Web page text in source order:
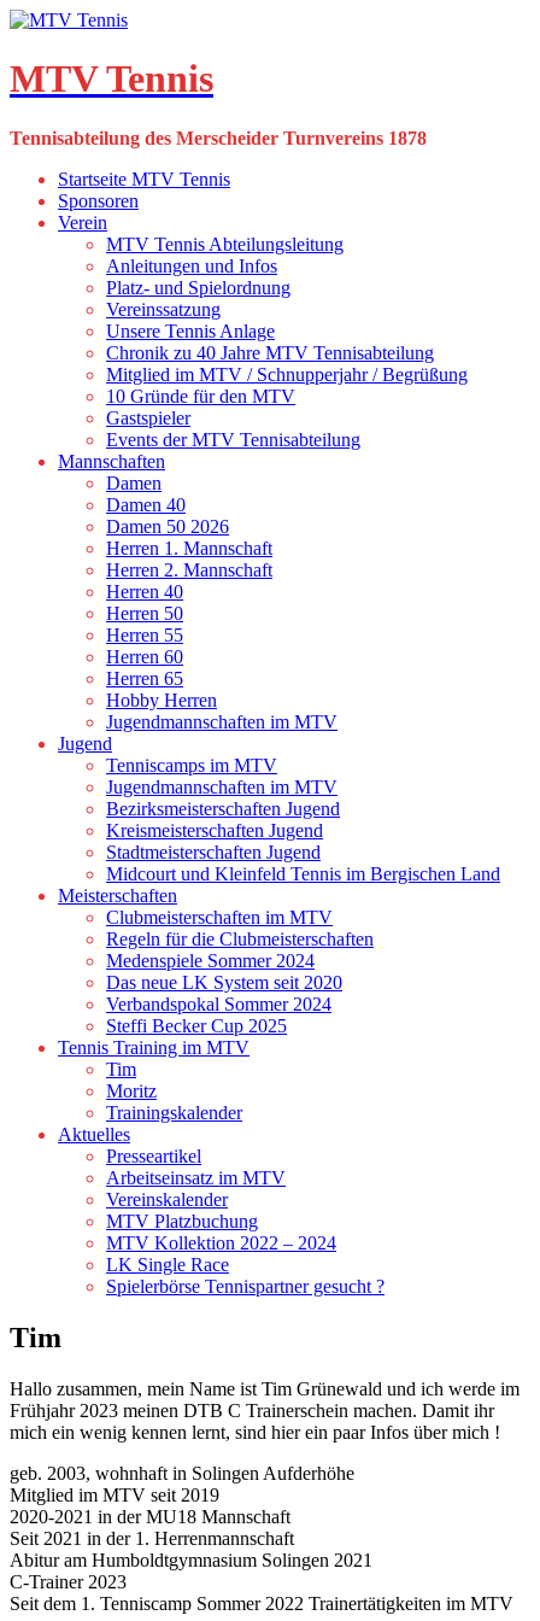
Skip
content
MTV Tennis
Tennisabteilung des Merscheider Turnvereins 1878
Startseite MTV Tennis
Sponsoren
Verein
MTV Tennis Abteilungsleitung
Anleitungen und Infos
Platz- und Spielordnung
Vereinssatzung
Unsere Tennis Anlage
Chronik zu 40 Jahre MTV Tennisabteilung
Mitglied im MTV / Schnupperjahr / Begrüßung
10 Gründe für den MTV
Gastspieler
Events der MTV Tennisabteilung
Mannschaften
Damen
Damen 40
Damen 50 2026
Herren 1. Mannschaft
Herren 2. Mannschaft
Herren 40
Herren 50
Herren 55
Herren 60
Herren 65
Hobby Herren
Jugendmannschaften im MTV
Jugend
Tenniscamps im MTV
Jugendmannschaften im MTV
Bezirksmeisterschaften Jugend
Kreismeisterschaften Jugend
Stadtmeisterschaften Jugend
Midcourt und Kleinfeld Tennis im Bergischen Land
Meisterschaften
Clubmeisterschaften im MTV
Regeln für die Clubmeisterschaften
Medenspiele Sommer 2024
Das neue LK System seit 2020
Verbandspokal Sommer 2024
Steffi Becker Cup 2025
Tennis Training im MTV
Tim
Moritz
Trainingskalender
Aktuelles
Presseartikel
Arbeitseinsatz im MTV
Vereinskalender
MTV Platzbuchung
MTV Kollektion 2022 – 2024
LK Single Race
Spielerbörse Tennispartner gesucht ?
Tim
Hallo zusammen, mein Name ist Tim Grünewald und ich werde im
Frühjahr 2023 meinen DTB C Trainerschein machen. Damit ihr
mich ein wenig kennen lernt, sind hier ein paar Infos über mich !
geb. 2003, wohnhaft in Solingen Aufderhöhe
Mitglied im MTV seit 2019
2020-2021 in der MU18 Mannschaft
Seit 2021 in der 1. Herrenmannschaft
Abitur am Humboldtgymnasium Solingen 2021
C-Trainer 2023
Seit dem 1. Tenniscamp Sommer 2022 Trainertätigkeiten im MTV